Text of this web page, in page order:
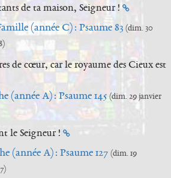
de ta maison, Seigneur !
(année C) : Psaume 83 (dim. 30
de cœur, car le royaume des Cieux est
(année A) : Psaume 145 (dim. 29 janvier
le Seigneur !
(année A) : Psaume 127 (dim. 19